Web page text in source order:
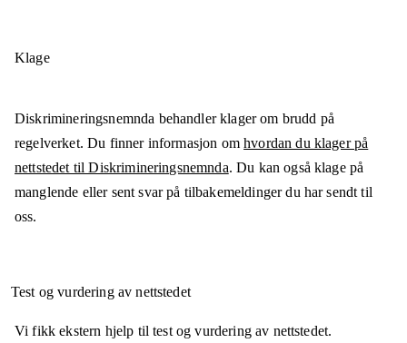
Klage
Diskrimineringsnemnda behandler klager om brudd på
regelverket. Du finner informasjon omhvordan du klager på
nettstedet til Diskrimineringsnemnda. Du kan også klage på
manglende eller sent svar på tilbakemeldinger du har sendt til
oss.
Test og vurdering av nettstedet
Vi fikk ekstern hjelp til test og vurdering av nettstedet.